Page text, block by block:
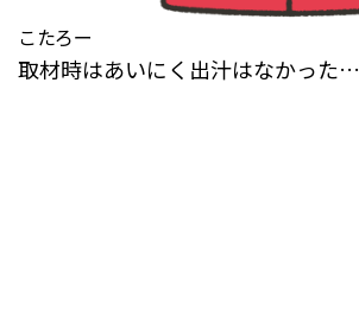
こたろー
取材時はあいにく出汁はなかった…